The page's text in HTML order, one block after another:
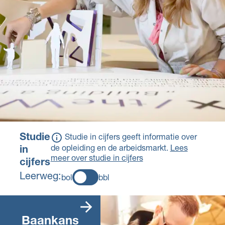
voortgang van het
project
Na afloop demonteer
je alles weer en ruim
je op.
Studie
in
cijfers
Studie in cijfers geeft informatie over
de opleiding en de arbeidsmarkt. Lees
meer over studie in cijfers
Leerweg: bol bbl
Baankans
vacatures die